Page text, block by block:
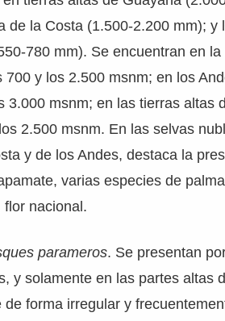
de la Costa (1.500-2.200 mm); y
780 mm). Se encuentran en
700 y los 2.500 msnm; en los
3.000 msnm; en las tierras altas
2.500 msnm. En las selvas
y de los Andes, destaca la
varias especies de
flor nacional.
parameros. Se presentan
y solamente en las partes altas
de forma irregular y